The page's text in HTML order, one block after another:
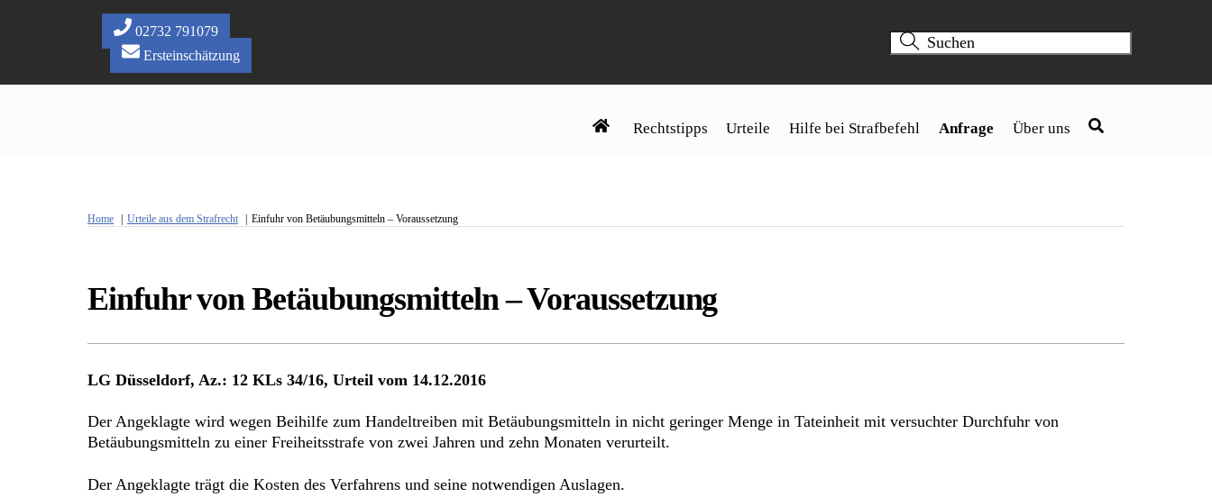
02732 791079
Ersteinschätzung
Rechtstipps Urteile Hilfe bei Strafbefehl Anfrage Über uns
Home Urteile aus dem Strafrecht Einfuhr von Betäubungsmitteln – Voraussetzung
Einfuhr von Betäubungsmitteln – Voraussetzung
LG Düsseldorf, Az.: 12 KLs 34/16, Urteil vom 14.12.2016
Der Angeklagte wird wegen Beihilfe zum Handeltreiben mit Betäubungsmitteln in nicht geringer Menge in Tateinheit mit versuchter Durchfuhr von
Betäubungsmitteln zu einer Freiheitsstrafe von zwei Jahren und zehn Monaten verurteilt.
Der Angeklagte trägt die Kosten des Verfahrens und seine notwendigen Auslagen.